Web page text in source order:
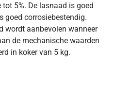
5%. De lasnaad is goed
goed corrosiebestendig.
wordt aanbevolen wanneer
de mechanische waarden
in koker van 5 kg.